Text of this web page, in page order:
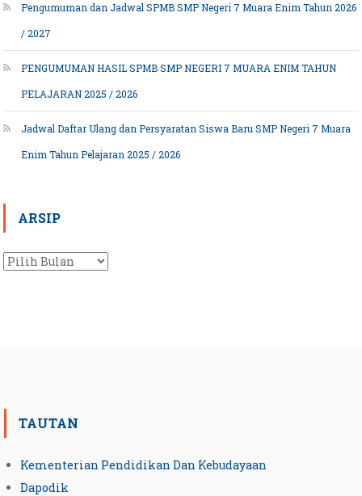
Pengumuman dan Jadwal SPMB SMP Negeri 7 Muara Enim Tahun 2026
/ 2027
PENGUMUMAN HASIL SPMB SMP NEGERI 7 MUARA ENIM TAHUN
PELAJARAN 2025 / 2026
Jadwal Daftar Ulang dan Persyaratan Siswa Baru SMP Negeri 7 Muara
Enim Tahun Pelajaran 2025 / 2026
ARSIP
Arsip
TAUTAN
Kementerian Pendidikan Dan Kebudayaan
Dapodik